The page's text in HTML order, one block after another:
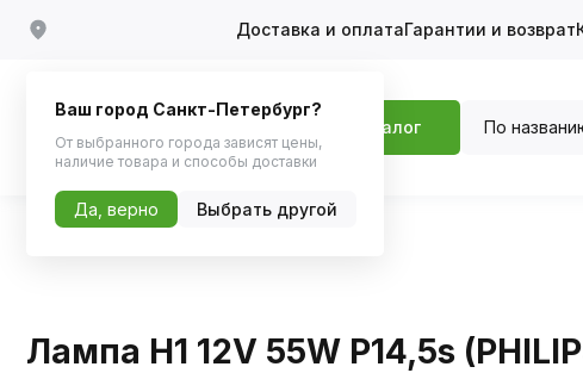
Доставка и оплатаГарантии и возврат
Каталог По
Лампа H1 12V 55W P14,5s
Ваш город Санкт-Петербург?
От выбранного города зависят цены,
наличие товара и способы доставки
Да, верно Выбрать другой